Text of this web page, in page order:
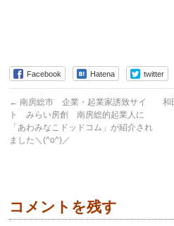
Facebook Hatena twitter
← 南房総市 企業・起業家誘致サイ
ト みらい房創 南房総的起業人に
「あわみなこドッドコム」が紹介され
ました＼(^o^)／
和
コメントを残す